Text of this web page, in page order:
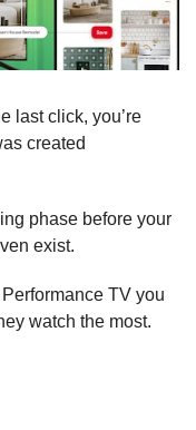
last click, you’re
created
phase before your
exist.
TV you
watch the most.